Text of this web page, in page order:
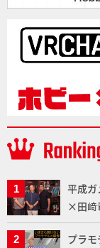
平成
×田﨑
メラ永
プラ